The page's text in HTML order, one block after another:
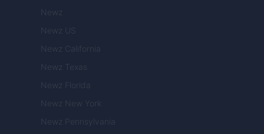
Newz
Newz US
Newz California
Newz Texas
Newz Florida
Newz New York
Newz Pennsylvania